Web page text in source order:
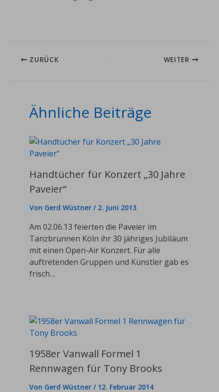
ZURÜCK WEITER
Ähnliche Beiträge
Handtücher für Konzert „30 Jahre
Paveier“
Von Gerd Wüstner / 2. Juni 2013
Am 02.06.13 feierten die Paveier im
Tanzbrunnen Köln ihr 30 jähriges Jubiläum
mit einen Open-Air Konzert. Für alle
auftretenden Gruppen und Künstler gab es
frisch…
1958er Vanwall Formel 1
Rennwagen für Tony Brooks
Von Gerd Wüstner / 12. Februar 2014